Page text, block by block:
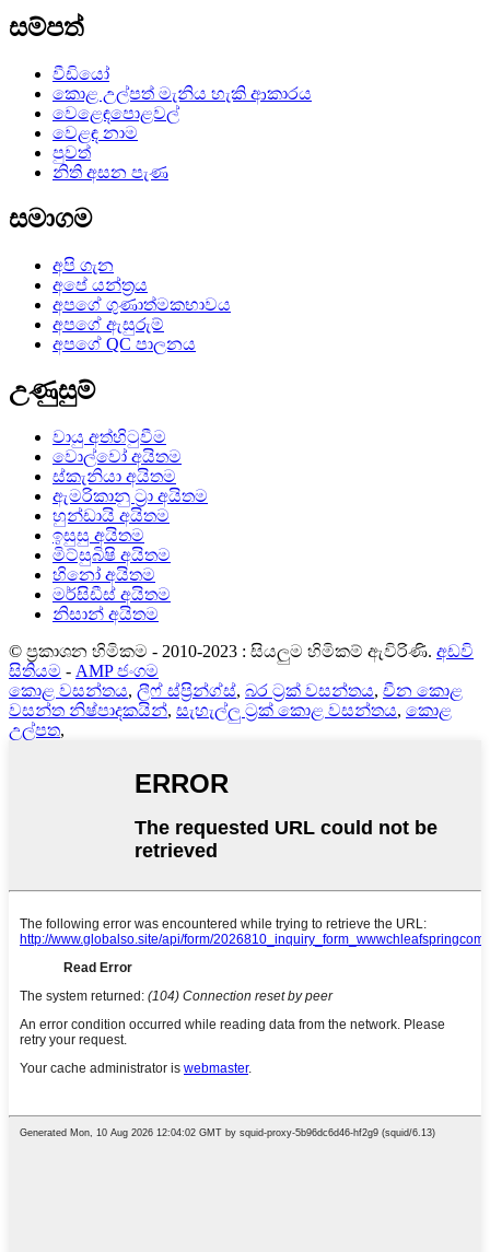
සම්පත්
වීඩියෝ
කොළ උල්පත් මැනිය හැකි ආකාරය
වෙළෙඳපොළවල්
වෙළඳ නාම
පුවත්
නිති අසන පැණ
සමාගම
අපි ගැන
අපේ යන්ත්‍රය
අපගේ ගුණාත්මකභාවය
අපගේ ඇසුරුම්
අපගේ QC පාලනය
උණුසුම්
වායු අත්හිටුවීම
වොල්වෝ අයිතම
ස්කැනියා අයිතම
ඇමරිකානු ට්‍රා අයිතම
හුන්ඩායි අයිතම
ඉසුසු අයිතම
මිට්සුබිෂි අයිතම
හිනෝ අයිතම
මර්සිඩීස් අයිතම
නිසාන් අයිතම
© ප්‍රකාශන හිමිකම - 2010-2023 : සියලුම හිමිකම් ඇවිරිණි. අඩවි
සිතියම - AMP ජංගම
කොළ වසන්තය, ලීෆ් ස්ප්‍රින්ග්ස්, බර ට්‍රක් වසන්තය, චීන කොළ
වසන්ත නිෂ්පාදකයින්, සැහැල්ලු ට්‍රක් කොළ වසන්තය, කොළ
උල්පත,